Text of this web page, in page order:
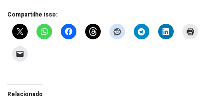
Compartilhe isso:
Relacionado